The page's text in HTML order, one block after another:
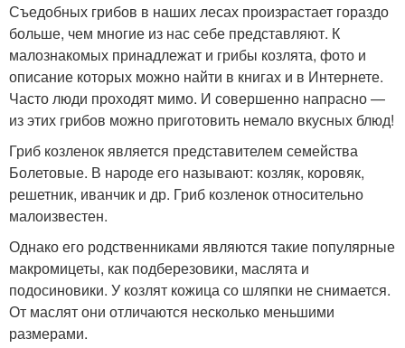
Съедобных грибов в наших лесах произрастает гораздо
больше, чем многие из нас себе представляют. К
малознакомых принадлежат и грибы козлята, фото и
описание которых можно найти в книгах и в Интернете.
Часто люди проходят мимо. И совершенно напрасно —
из этих грибов можно приготовить немало вкусных блюд!
Гриб козленок является представителем семейства
Болетовые. В народе его называют: козляк, коровяк,
решетник, иванчик и др. Гриб козленок относительно
малоизвестен.
Однако его родственниками являются такие популярные
макромицеты, как подберезовики, маслята и
подосиновики. У козлят кожица со шляпки не снимается.
От маслят они отличаются несколько меньшими
размерами.